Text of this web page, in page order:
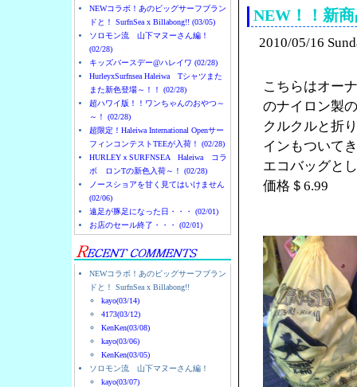
NEWコラボ！あのビッグサーフブラン
ドと！ SurfnSea x Billabong!! (03/05)
ソロモン流 山下マヌーさん編！
(02/28)
キッズバースデー@ハレイワ (02/28)
HurleyxSurfnsea Haleiwa Tシャツまた
また新色登場～！！ (02/28)
超ハワイ版！！ワンちゃんのおやつ～
～！ (02/28)
超限定！Haleiwa International Openサー
フィンコンテストTEEが入荷！ (02/28)
HURLEYｘSURFNSEA Haleiwa コラ
ボ ロンTの新色入荷～！ (02/28)
ノースショアを甘く見てはいけません
(02/06)
遠足が豚足になった日・・・ (02/01)
お店のセール終了・・・ (02/01)
NEWコラボ！あのビッグサーフブラン
ドと！ SurfnSea x Billabong!!
kayo(03/14)
4173(03/12)
KenKen(03/08)
kayo(03/06)
KenKen(03/05)
ソロモン流 山下マヌーさん編！
kayo(03/07)
NEW！！新
2010/05/16
こちらはオー
のナイロン製
クルクルと折
インもついて
エコバッグと
価格＄6.99